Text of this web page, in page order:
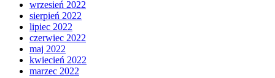
wrzesień 2022
sierpień 2022
lipiec 2022
czerwiec 2022
maj 2022
kwiecień 2022
marzec 2022